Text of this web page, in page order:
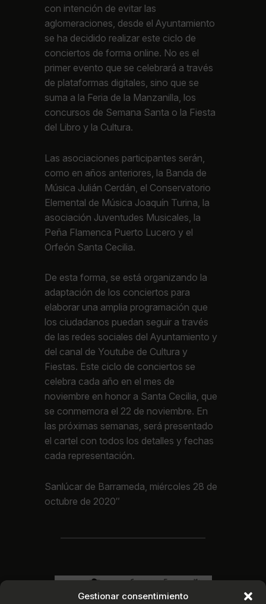
Gestionar consentimiento
con intención de evitar las
aglomeraciones, desde el Ayuntamiento
se ha decidido realizar este ciclo de
conciertos de forma online. No es el
primer evento que se celebrará a través
de plataformas digitales, sino que se
suma a la Feria de la Manzanilla, los
concursos de Semana Santa o la Fiesta
del Libro y la Cultura.
Las asociaciones participantes serán,
como en años anteriores, la Banda de
Música Julián Cerdán, el Conservatorio
Elemental de Música Joaquín Turina, la
asociación Juventudes Musicales, la
Peña Flamenca Puerto Lucero y el
Orfeón Santa Cecilia.
De esta forma, se está organizando la
adaptación de los conciertos para
elaborar una amplia programación que
los ciudadanos puedan seguir a través
de las redes sociales del Ayuntamiento y
del canal de Youtube de Cultura y
Fiestas. Este ciclo de conciertos se
celebra cada año en el mes de
noviembre en honor a Santa Cecilia, que
se conmemora el 22 de noviembre. En
las próximas semanas, será presentado
el cartel con todos los detalles y fechas
cada representación.
Sanlúcar de Barrameda, miércoles 28 de
octubre de 2020″